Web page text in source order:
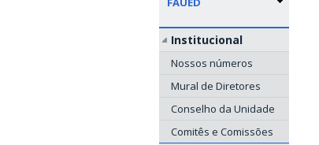
Institucional
Nossos números
Mural de Diretores
Conselho da Unidade
Comitês e Comissões